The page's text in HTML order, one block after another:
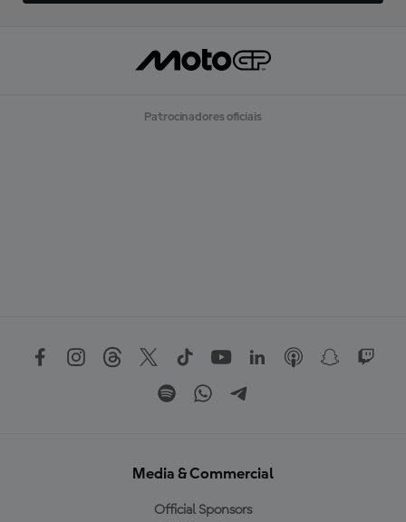
Patrocinadores oficiais
Media & Commercial
Official Sponsors